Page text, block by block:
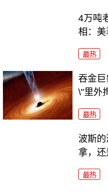
4万吨
相：
最热
吞金
\"里外
最热
波斯
拿，还
最热